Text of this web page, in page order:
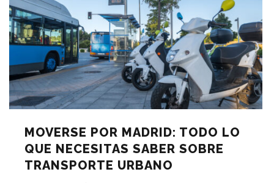
MOVERSE POR MADRID: TODO LO
QUE NECESITAS SABER SOBRE
TRANSPORTE URBANO